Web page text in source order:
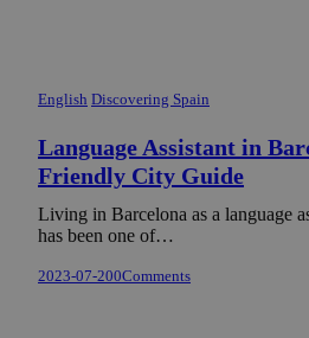
English Discovering Spain
Language Assistant in
Friendly City Guide
Living in Barcelona as a language
has been one of…
2023-07-200Comments